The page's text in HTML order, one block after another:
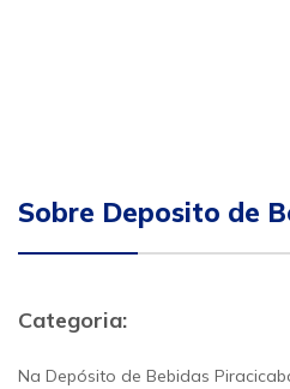
Sobre Deposito de
Categoria:
Na Depósito de Bebidas